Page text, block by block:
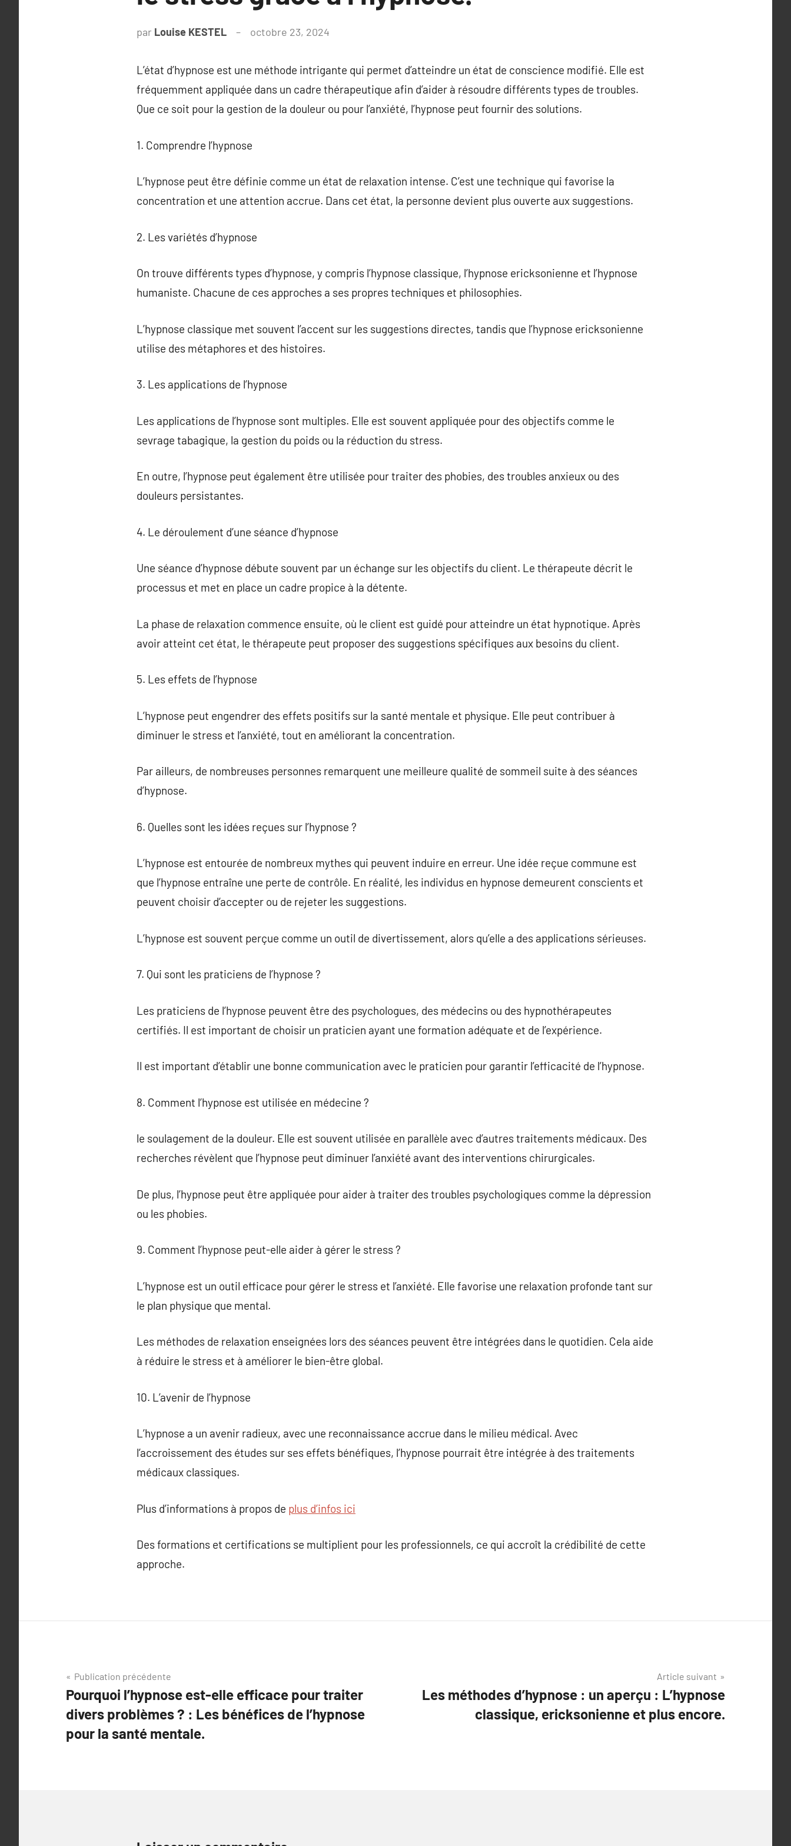
par Louise KESTEL octobre 23, 2024
L’état d’hypnose est une méthode intrigante qui permet d’atteindre un état de conscience modifié. Elle est
fréquemment appliquée dans un cadre thérapeutique afin d’aider à résoudre différents types de troubles.
Que ce soit pour la gestion de la douleur ou pour l’anxiété, l’hypnose peut fournir des solutions.
1. Comprendre l’hypnose
L’hypnose peut être définie comme un état de relaxation intense. C’est une technique qui favorise la
concentration et une attention accrue. Dans cet état, la personne devient plus ouverte aux suggestions.
2. Les variétés d’hypnose
On trouve différents types d’hypnose, y compris l’hypnose classique, l’hypnose ericksonienne et l’hypnose
humaniste. Chacune de ces approches a ses propres techniques et philosophies.
L’hypnose classique met souvent l’accent sur les suggestions directes, tandis que l’hypnose ericksonienne
utilise des métaphores et des histoires.
3. Les applications de l’hypnose
Les applications de l’hypnose sont multiples. Elle est souvent appliquée pour des objectifs comme le
sevrage tabagique, la gestion du poids ou la réduction du stress.
En outre, l’hypnose peut également être utilisée pour traiter des phobies, des troubles anxieux ou des
douleurs persistantes.
4. Le déroulement d’une séance d’hypnose
Une séance d’hypnose débute souvent par un échange sur les objectifs du client. Le thérapeute décrit le
processus et met en place un cadre propice à la détente.
La phase de relaxation commence ensuite, où le client est guidé pour atteindre un état hypnotique. Après
avoir atteint cet état, le thérapeute peut proposer des suggestions spécifiques aux besoins du client.
5. Les effets de l’hypnose
L’hypnose peut engendrer des effets positifs sur la santé mentale et physique. Elle peut contribuer à
diminuer le stress et l’anxiété, tout en améliorant la concentration.
Par ailleurs, de nombreuses personnes remarquent une meilleure qualité de sommeil suite à des séances
d’hypnose.
6. Quelles sont les idées reçues sur l’hypnose ?
L’hypnose est entourée de nombreux mythes qui peuvent induire en erreur. Une idée reçue commune est
que l’hypnose entraîne une perte de contrôle. En réalité, les individus en hypnose demeurent conscients et
peuvent choisir d’accepter ou de rejeter les suggestions.
L’hypnose est souvent perçue comme un outil de divertissement, alors qu’elle a des applications sérieuses.
7. Qui sont les praticiens de l’hypnose ?
Les praticiens de l’hypnose peuvent être des psychologues, des médecins ou des hypnothérapeutes
certifiés. Il est important de choisir un praticien ayant une formation adéquate et de l’expérience.
Il est important d’établir une bonne communication avec le praticien pour garantir l’efficacité de l’hypnose.
8. Comment l’hypnose est utilisée en médecine ?
le soulagement de la douleur. Elle est souvent utilisée en parallèle avec d’autres traitements médicaux. Des
recherches révèlent que l’hypnose peut diminuer l’anxiété avant des interventions chirurgicales.
De plus, l’hypnose peut être appliquée pour aider à traiter des troubles psychologiques comme la dépression
ou les phobies.
9. Comment l’hypnose peut-elle aider à gérer le stress ?
L’hypnose est un outil efficace pour gérer le stress et l’anxiété. Elle favorise une relaxation profonde tant sur
le plan physique que mental.
Les méthodes de relaxation enseignées lors des séances peuvent être intégrées dans le quotidien. Cela aide
à réduire le stress et à améliorer le bien-être global.
10. L’avenir de l’hypnose
L’hypnose a un avenir radieux, avec une reconnaissance accrue dans le milieu médical. Avec
l’accroissement des études sur ses effets bénéfiques, l’hypnose pourrait être intégrée à des traitements
médicaux classiques.
Plus d’informations à propos de plus d’infos ici
Des formations et certifications se multiplient pour les professionnels, ce qui accroît la crédibilité de cette
approche.
Navigation
de
l’article
Publication précédente
Pourquoi l’hypnose est-elle efficace pour traiter
divers problèmes ? : Les bénéfices de l’hypnose
pour la santé mentale.
Article suivant
Les méthodes d’hypnose : un aperçu : L’hypnose
classique, ericksonienne et plus encore.